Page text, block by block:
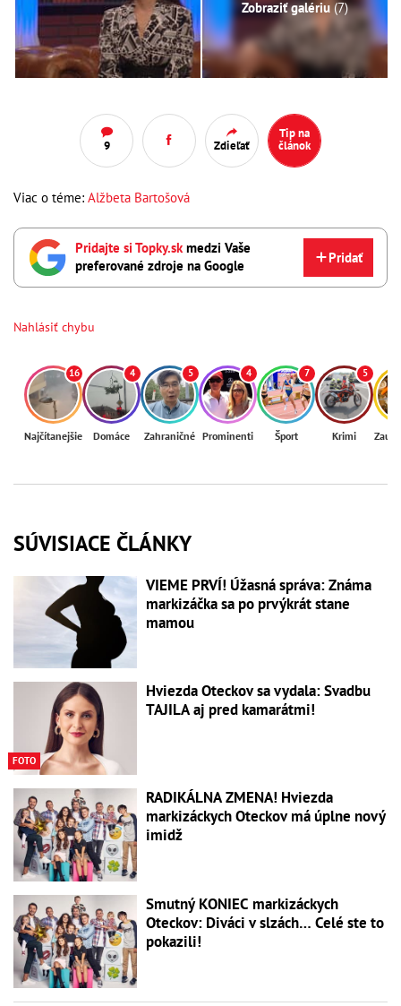
Zobraziť galériu(7)
9 Zdieľať
Tip na
článok
Viac o téme: Alžbeta Bartošová
Pridajte si Topky.skmedzi Vaše
preferované zdroje na Google
Pridať
Nahlásiť chybu
16
Najčítanejšie
4
Domáce
5
Zahraničné
4
Prominenti
7
Šport
5
Krimi
SÚVISIACE ČLÁNKY
VIEME PRVÍ! Úžasná správa: Známa
markizáčka sa po prvýkrát stane
mamou
FOTO
Hviezda Oteckov sa vydala: Svadbu
TAJILA aj pred kamarátmi!
RADIKÁLNA ZMENA! Hviezda
markizáckych Oteckov má úplne nový
imidž
Smutný KONIEC markizáckych
Oteckov: Diváci v slzách… Celé ste to
pokazili!